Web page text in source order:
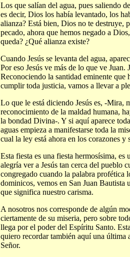
Los que salían del agua, pues saliendo
es decir, Dios los había levantado, los
alianza? Está bien, Dios no te destruye,
pecado, ahora que hemos negado a
queda? ¿Qué alianza existe?
Cuando Jesús se levanta del agua,
Por eso Jesús ve más de lo que ve
Reconociendo la santidad eminente que
cumplir toda justicia, vamos a llevar a
Lo que le está diciendo Jesús es, -Mira,
reconocimiento de la maldad humana,
la bondad Divina-. Y si aquí aparece
aguas empieza a manifestarse toda la
cual la ley está ahora en los corazones y
Esta fiesta es una fiesta hermosísima, es
alegría ver a Jesús tan cerca del pueblo
congregado cuando la palabra profética
dominicos, vemos en San Juan Bautista
que significa nuestro carisma.
A nosotros nos corresponde de algún
ciertamente de su miseria, pero sobre
llega por el poder del Espíritu Santo.
quiero recordar también aquí una última
Señor.